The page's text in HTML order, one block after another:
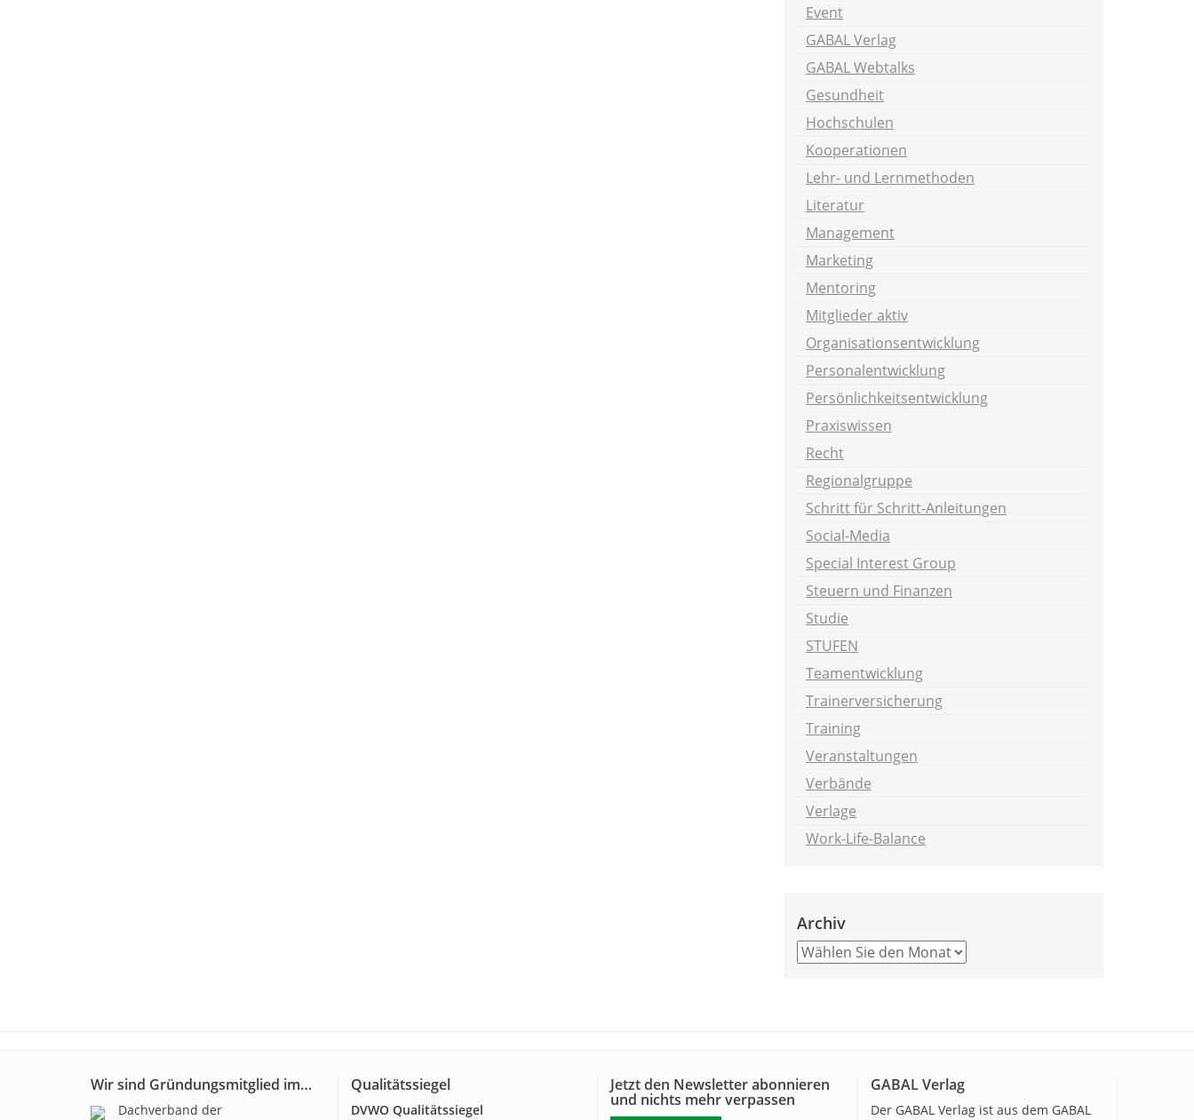
Event
GABAL Verlag
GABAL Webtalks
Gesundheit
Hochschulen
Kooperationen
Lehr- und Lernmethoden
Literatur
Management
Marketing
Mentoring
Mitglieder aktiv
Organisationsentwicklung
Personalentwicklung
Persönlichkeitsentwicklung
Praxiswissen
Recht
Regionalgruppe
Schritt für Schritt-Anleitungen
Social-Media
Special Interest Group
Steuern und Finanzen
Studie
STUFEN
Teamentwicklung
Trainerversicherung
Training
Veranstaltungen
Verbände
Verlage
Work-Life-Balance
Archiv
Wir sind Gründungsmitglied im…
Dachverband der
Qualitätssiegel
DVWO Qualitätssiegel
Jetzt den Newsletter abonnieren
und nichts mehr verpassen
GABAL Verlag
Der GABAL Verlag ist aus dem GABAL